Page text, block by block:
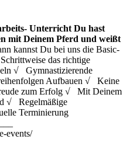
Unterricht Du hast
mit Deinem Pferd und weißt
kannst Du bei uns die Basic-
das richtige
√ Gymnastizierende
Aufbauen √ Keine
zum Erfolg √ Mit Deinem
√ Regelmäßige
Terminierung
events/